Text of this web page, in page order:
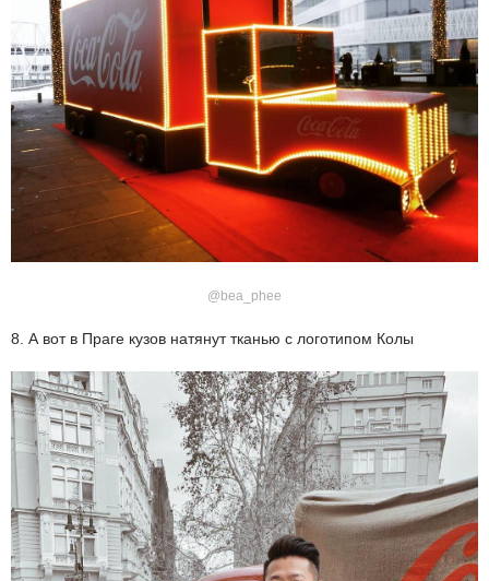
@bea_phee
8. А вот в Праге кузов натянут тканью с логотипом Колы